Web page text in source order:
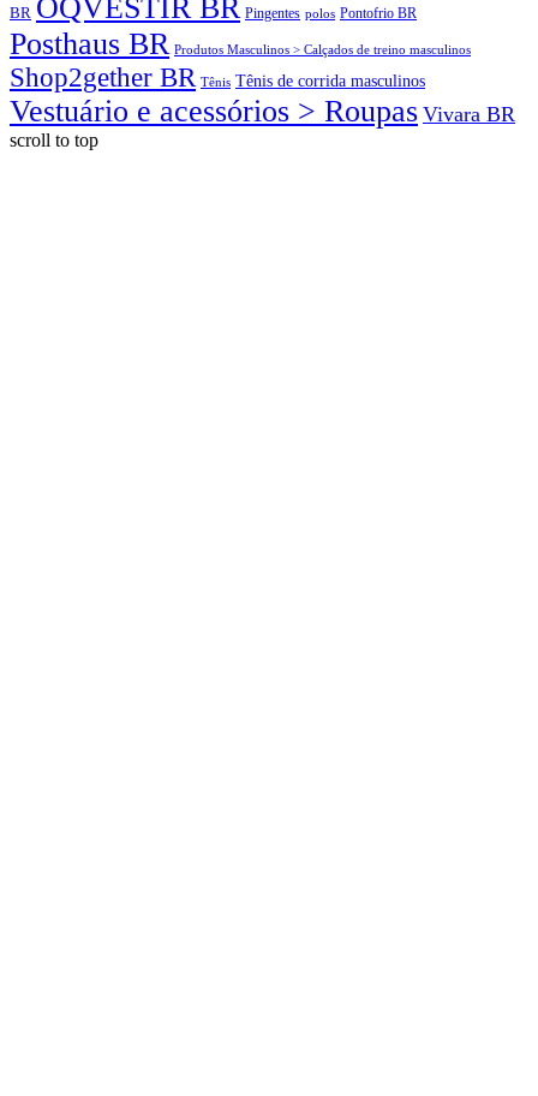
BR OQVESTIR BR Pingentes polos Pontofrio BR
Posthaus BR Produtos Masculinos > Calçados de treino masculinos
Shop2gether BR Tênis Tênis de corrida masculinos
Vestuário e acessórios > Roupas Vivara BR
scroll to top